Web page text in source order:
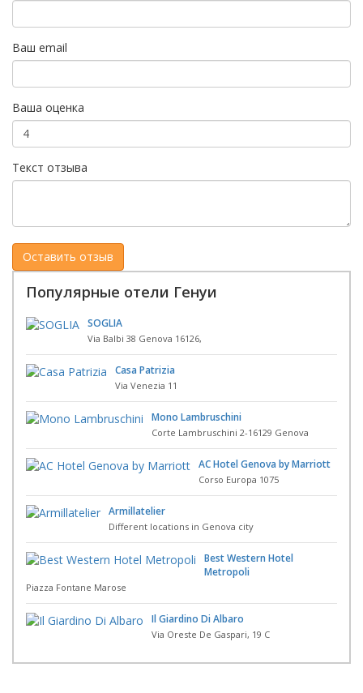
Ваш email
Ваша оценка
Текст отзыва
Популярные отели Генуи
SOGLIA
Via Balbi 38 Genova 16126,
Casa Patrizia
Via Venezia 11
Mono Lambruschini
Corte Lambruschini 2-16129 Genova
AC Hotel Genova by Marriott
Corso Europa 1075
Armillatelier
Different locations in Genova city
Best Western Hotel
Metropoli
Piazza Fontane Marose
Il Giardino Di Albaro
Via Oreste De Gaspari, 19 C